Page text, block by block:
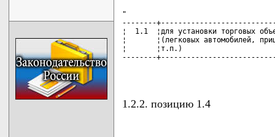
"
--------
¦  1.1  ¦для установки торговых
¦       ¦(легковых автомобилей,
¦       ¦т.п.)
--------
1.2.2. позицию 1.4